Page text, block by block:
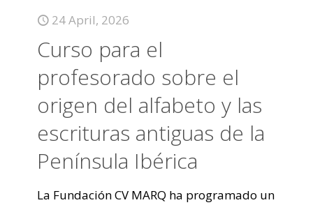
24 April, 2026
Curso para el
profesorado sobre el
origen del alfabeto y las
escrituras antiguas de la
Península Ibérica
La Fundación CV MARQ ha programado un